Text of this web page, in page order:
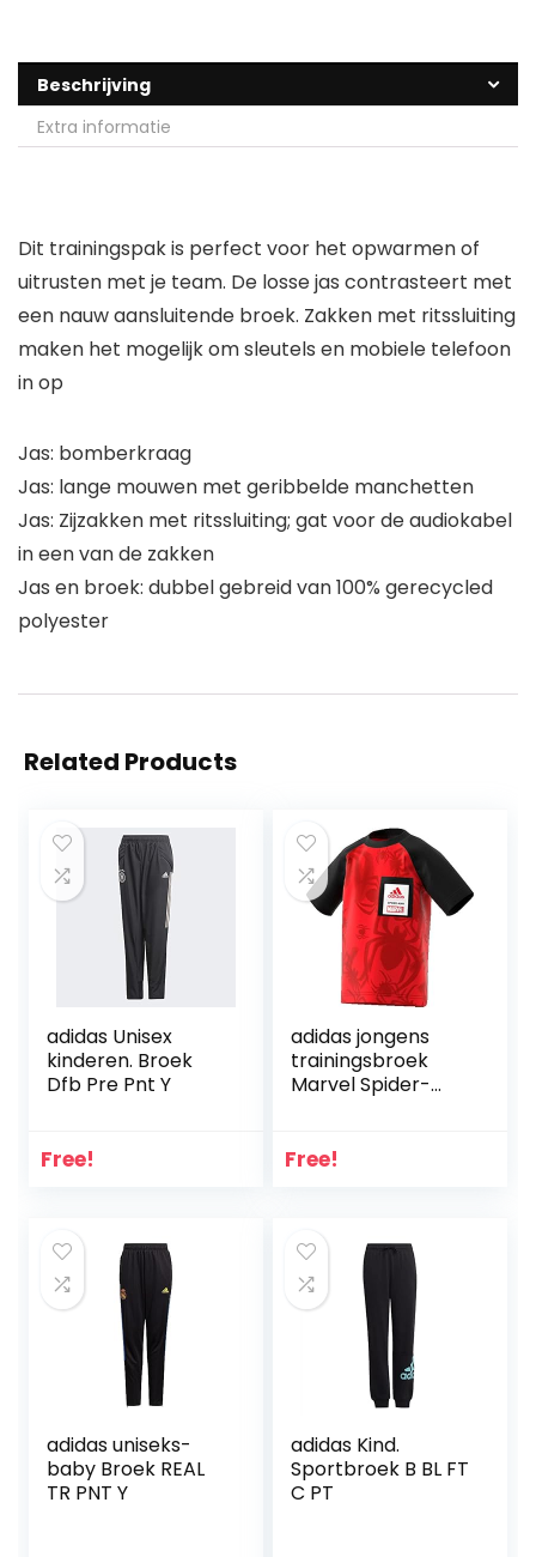
Beschrijving
Extra informatie
Dit trainingspak is perfect voor het opwarmen of
uitrusten met je team. De losse jas contrasteert met
een nauw aansluitende broek. Zakken met ritssluiting
maken het mogelijk om sleutels en mobiele telefoon
in op
Jas: bomberkraag
Jas: lange mouwen met geribbelde manchetten
Jas: Zijzakken met ritssluiting; gat voor de audiokabel
in een van de zakken
Jas en broek: dubbel gebreid van 100% gerecycled
polyester
Related Products
adidas Unisex
kinderen. Broek
Dfb Pre Pnt Y
Free!
adidas jongens
trainingsbroek
Marvel Spider-
Free!
adidas uniseks-
baby Broek REAL
TR PNT Y
adidas Kind.
Sportbroek B BL FT
C PT